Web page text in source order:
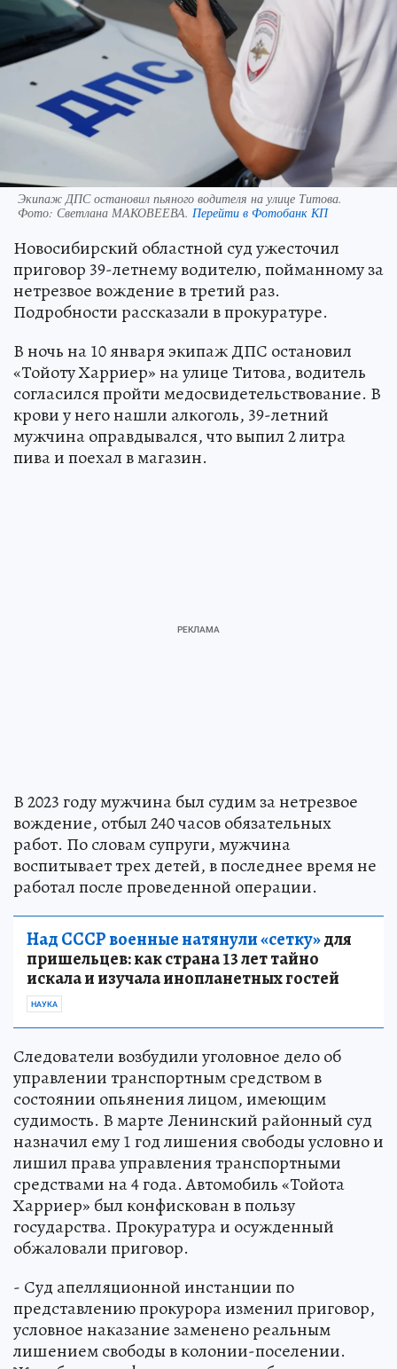
Экипаж ДПС остановил пьяного водителя на улице Титова.
Фото: Светлана МАКОВЕЕВА. Перейти в Фотобанк КП
Новосибирский областной суд ужесточил
приговор 39-летнему водителю, пойманному за
нетрезвое вождение в третий раз.
Подробности рассказали в прокуратуре.
В ночь на 10 января экипаж ДПС остановил
«Тойоту Харриер» на улице Титова, водитель
согласился пройти медосвидетельствование. В
крови у него нашли алкоголь, 39-летний
мужчина оправдывался, что выпил 2 литра
пива и поехал в магазин.
В 2023 году мужчина был судим за нетрезвое
вождение, отбыл 240 часов обязательных
работ. По словам супруги, мужчина
воспитывает трех детей, в последнее время не
работал после проведенной операции.
Над СССР военные натянули «сетку»для
пришельцев: как страна 13 лет тайно
искала и изучала инопланетных гостей
НАУКА
Следователи возбудили уголовное дело об
управлении транспортным средством в
состоянии опьянения лицом, имеющим
судимость. В марте Ленинский районный суд
назначил ему 1 год лишения свободы условно и
лишил права управления транспортными
средствами на 4 года. Автомобиль «Тойота
Харриер» был конфискован в пользу
государства. Прокуратура и осужденный
обжаловали приговор.
- Суд апелляционной инстанции по
представлению прокурора изменил приговор,
условное наказание заменено реальным
лишением свободы в колонии-поселении.